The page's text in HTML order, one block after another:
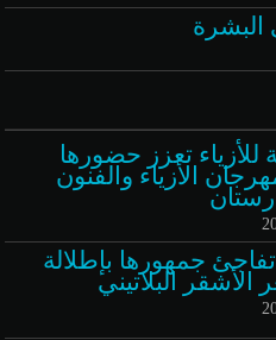
البشرة
للأزياء تعزز حضورها
الأزياء والفنون
تفاجئ جمهورها بإطلالة
الأشقر البلاتيني